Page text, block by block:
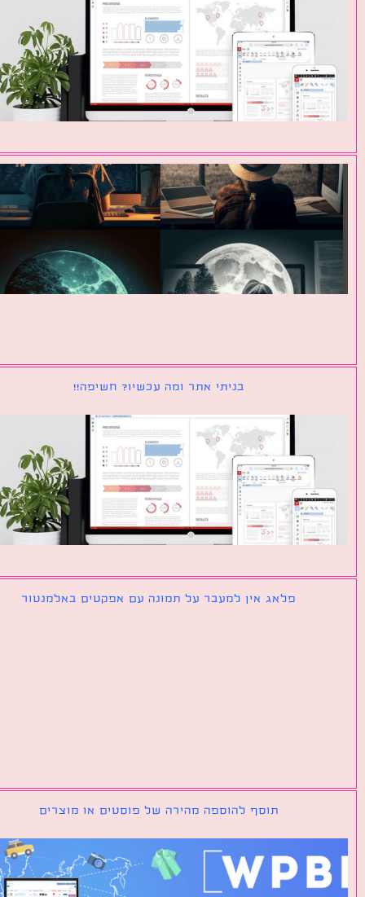
בניתי אתר ומה עכשיו? חשיפה!!
פלאג אין למעבר על תמונה עם אפקטים באלמנטור
תוסף להוספה מהירה של פוסטים או מוצרים